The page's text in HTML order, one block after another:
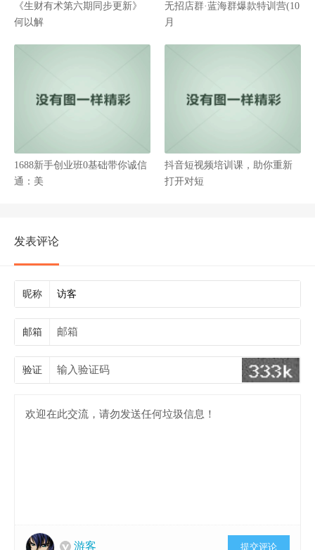
《生财有术第六期同步更新》
何以解
无招店群·蓝海群爆款特训营(10
月
1688新手创业班0基础带你诚信
通：美
抖音短视频培训课，助你重新
打开对短
发表评论
昵称
邮箱
验证
游客 提交评论